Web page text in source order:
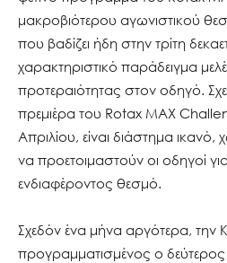
μακροβιότερου αγωνιστικού
που βαδίζει ήδη στην τρίτη
χαρακτηριστικό παράδειγμα
προτεραιότητας στον οδηγό.
πρεμιέρα του Rotax MAX
Απριλίου, είναι διάστημα
να προετοιμαστούν οι οδηγοί
ενδιαφέροντος θεσμό.
Σχεδόν ένα μήνα αργότερα, την
προγραμματισμένος ο